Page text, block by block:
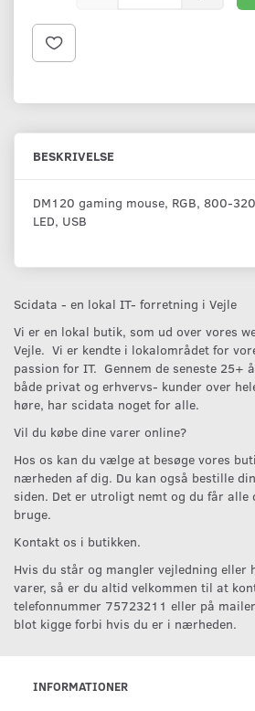
BESKRIVELSE
DM120 gaming mouse, RGB, 800-
LED, USB
Scidata - en lokal IT- forretning i Vejle
Vi er en lokal butik, som ud over vores
Vejle. Vi er kendte i lokalområdet for
passion for IT. Gennem de seneste 25+
både privat og erhvervs- kunder over
høre, har scidata noget for alle.
Vil du købe dine varer online?
Hos os kan du vælge at besøge vores
nærheden af dig. Du kan også bestille
siden. Det er utroligt nemt og du får alle
bruge.
Kontakt os i butikken.
Hvis du står og mangler vejledning eller
varer, så er du altid velkommen til at
telefonnummer 75723211 eller på
blot kigge forbi hvis du er i nærheden.
INFORMATIONER